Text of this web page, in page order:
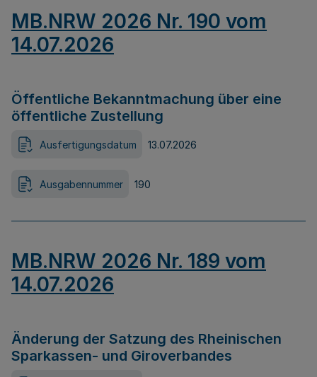
MB.NRW 2026 Nr. 190 vom
14.07.2026
Öffentliche Bekanntmachung über eine
öffentliche Zustellung
Ausfertigungsdatum 13.07.2026
Ausgabennummer 190
MB.NRW 2026 Nr. 189 vom
14.07.2026
Änderung der Satzung des Rheinischen
Sparkassen- und Giroverbandes